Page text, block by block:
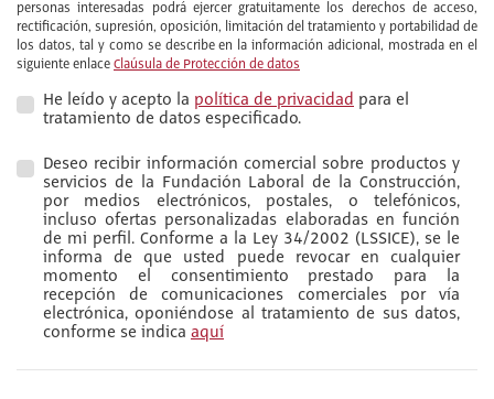
personas interesadas podrá ejercer gratuitamente los derechos de acceso,
rectificación, supresión, oposición, limitación del tratamiento y portabilidad de
los datos, tal y como se describe en la información adicional, mostrada en el
siguiente enlace Claúsula de Protección de datos
He leído y acepto la política de privacidad para el
tratamiento de datos especificado.
Deseo recibir información comercial sobre productos y
servicios de la Fundación Laboral de la Construcción,
por medios electrónicos, postales, o telefónicos,
incluso ofertas personalizadas elaboradas en función
de mi perfil. Conforme a la Ley 34/2002 (LSSICE), se le
informa de que usted puede revocar en cualquier
momento el consentimiento prestado para la
recepción de comunicaciones comerciales por vía
electrónica, oponiéndose al tratamiento de sus datos,
conforme se indica aquí